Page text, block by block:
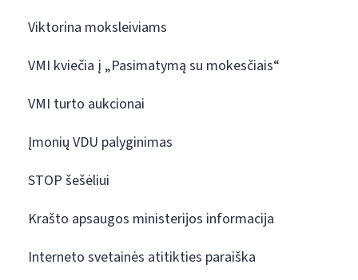
Viktorina moksleiviams
VMI kviečia į „Pasimatymą su mokesčiais“
VMI turto aukcionai
Įmonių VDU palyginimas
STOP šešėliui
Krašto apsaugos ministerijos informacija
Interneto svetainės atitikties paraiška